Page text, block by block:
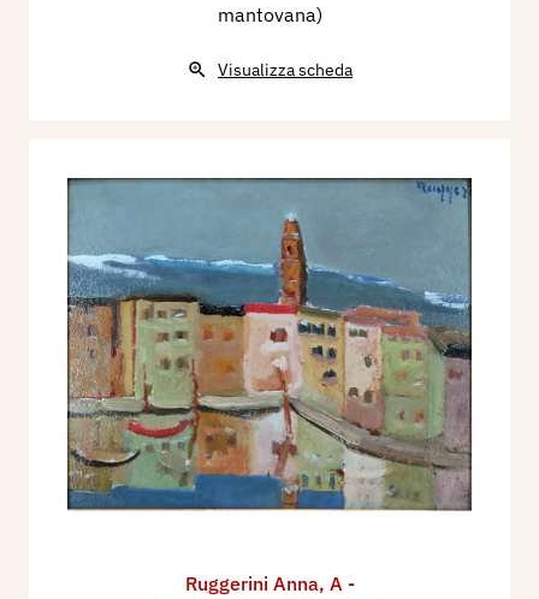
mantovana)
Visualizza scheda
Ruggerini Anna, A -